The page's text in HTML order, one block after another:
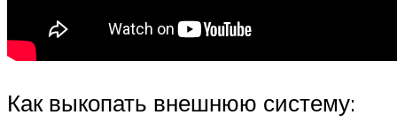
Как выкопать внешнюю систему: